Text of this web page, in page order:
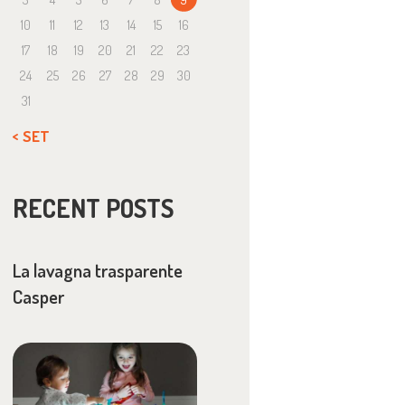
10
11 12 13 14 15
16
17
18 19 20 21 22
23
24
25 26 27 28 29
30
31
« SET
RECENT POSTS
La lavagna trasparente
Casper